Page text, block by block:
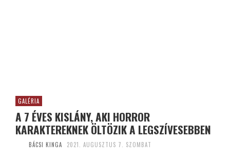
GALÉRIA
A 7 ÉVES KISLÁNY, AKI HORROR
KARAKTEREKNEK ÖLTÖZIK A LEGSZÍVESEBBEN
BÁCSI KINGA 2021. AUGUSZTUS 7. SZOMBAT